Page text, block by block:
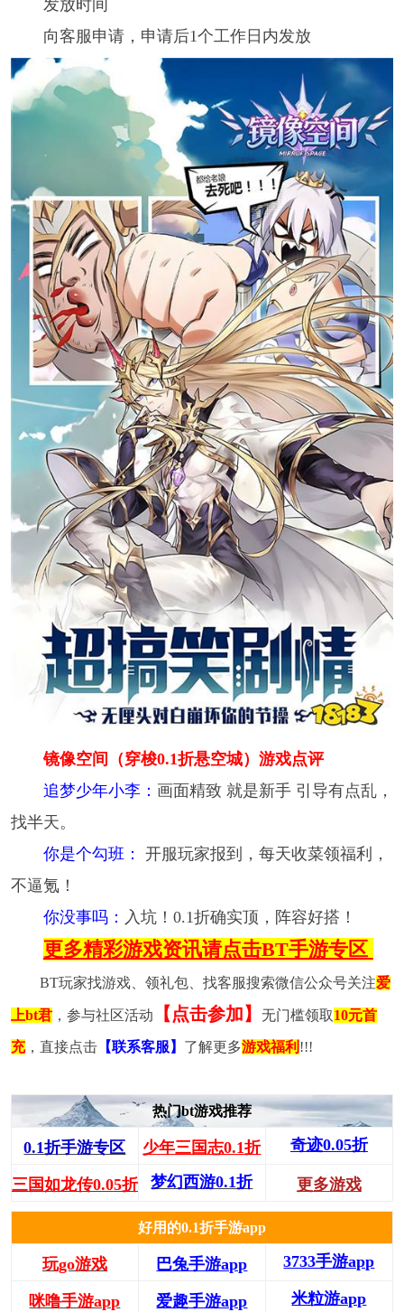
发放时间
向客服申请，申请后1个工作日内发放
镜像空间（穿梭0.1折悬空城）游戏点评
追梦少年小李： 画面精致 就是新手 引导有点乱，
找半天。
你是个勾班：
开服玩家报到，每天收菜领福利，
不逼氪！​
你没事吗： 入坑！0.1折确实顶，阵容好搭！
更多精彩游戏资讯请点击BT手游专区
BT玩家找游戏、领礼包、找客服搜索微信公众号关注爱
上bt君，参与社区活动 【点击参加】 无门槛领取10元首
充，直接点击【联系客服】 了解更多游戏福利 !!!
热门bt游戏推荐
0.1折手游专区 少年三国志0.1折 奇迹0.05折
三国如龙传0.05折 梦幻西游0.1折 更多游戏
好用的0.1折手游app
玩go游戏 巴兔手游app 3733手游app
咪噜手游app 爱趣手游app 米粒游app